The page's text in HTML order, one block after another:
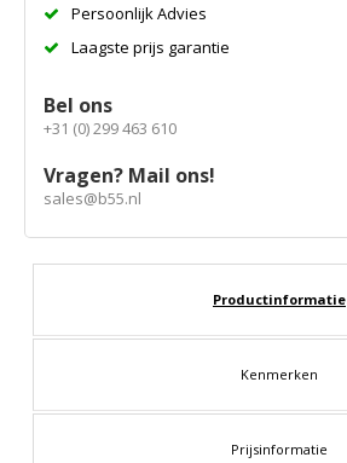
Persoonlijk Advies
Laagste prijs garantie
Bel ons
+31 (0) 299 463 610
Vragen? Mail ons!
sales@b55.nl
Productinformatie
Kenmerken
Prijsinformatie